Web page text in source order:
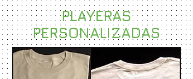
PLAYERAS
PERSONALIZADAS